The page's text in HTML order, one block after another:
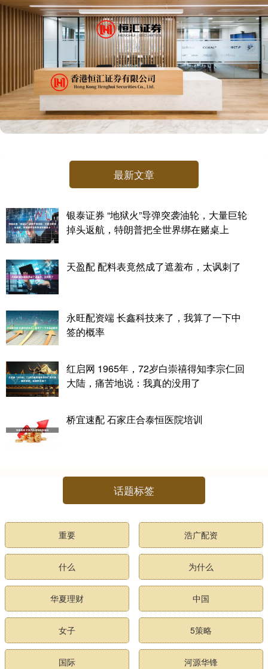
最新文章
银泰证券 “地狱火”导弹突袭油轮，大量巨轮
掉头返航，特朗普把全世界绑在赌桌上
天盈配 配料表竟然成了遮羞布，太讽刺了
永旺配资端 长鑫科技来了，我算了一下中
签的概率
红启网 1965年，72岁白崇禧得知李宗仁回
大陆，痛苦地说：我真的没用了
桥宜速配 石家庄合泰恒医院培训
话题标签
重要 浩广配资
什么 为什么
华夏理财 中国
女子 5策略
国际 河源华锋